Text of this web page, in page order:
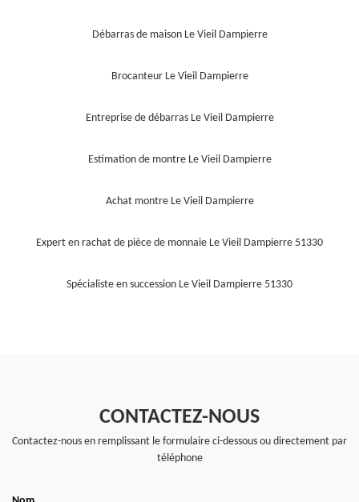
Débarras de maison Le Vieil Dampierre
Brocanteur Le Vieil Dampierre
Entreprise de débarras Le Vieil Dampierre
Estimation de montre Le Vieil Dampierre
Achat montre Le Vieil Dampierre
Expert en rachat de pièce de monnaie Le Vieil Dampierre 51330
Spécialiste en succession Le Vieil Dampierre 51330
CONTACTEZ-NOUS
Contactez-nous en remplissant le formulaire ci-dessous ou directement par
téléphone